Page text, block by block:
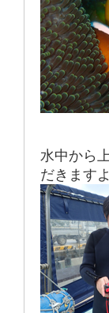
水中から
だきますよ